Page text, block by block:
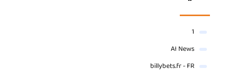
1
AI News
billybets.fr - FR